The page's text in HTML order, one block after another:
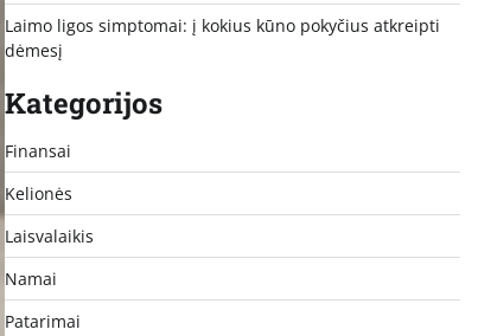
Laimo ligos simptomai: į kokius kūno pokyčius atkreipti
dėmesį
Kategorijos
Finansai
Kelionės
Laisvalaikis
Namai
Patarimai